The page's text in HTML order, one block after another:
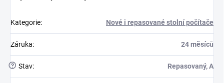
Kategorie: Nové i repasované stolní počítače
Záruka: 24 měsíců
? Stav: Repasovaný, A